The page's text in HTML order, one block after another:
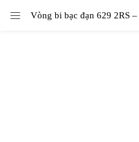
Vòng bi bạc đạn 629 2RS
LOGIN